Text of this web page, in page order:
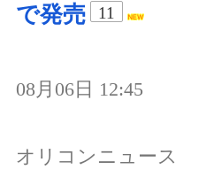
で発売
11
08月06日 12:45
オリコンニュース